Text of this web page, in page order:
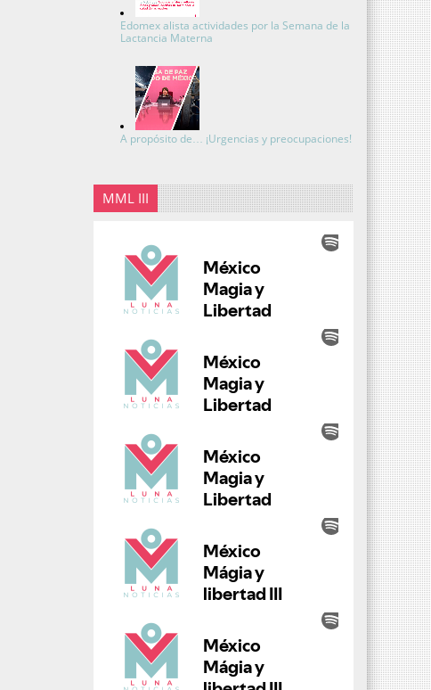
Edomex alista actividades por la Semana de la
Lactancia Materna
A propósito de… ¡Urgencias y preocupaciones!
MML III